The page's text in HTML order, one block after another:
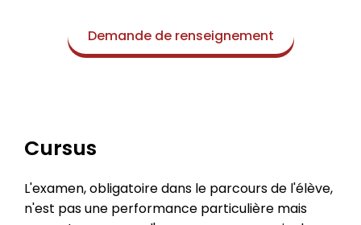
Demande de renseignement
Cursus
L'examen, obligatoire dans le parcours de l'élève,
n'est pas une performance particulière mais